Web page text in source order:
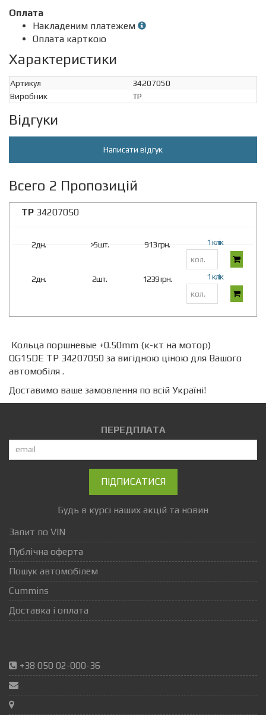
Оплата
Накладеним платежем
Оплата карткою
Характеристики
Артикул
34207050
Виробник
TP
Відгуки
Написати відгук
Всего 2 Пропозицій
TP 34207050
2дн. >5шт. 913 грн. 1 клік
2дн. 2шт. 1239 грн. 1 клік
Кольца поршневые +0.50mm (к-кт на мотор)
QG15DE TP 34207050 за вигідною ціною для Вашого
автомобіля .
Доставимо ваше замовлення по всій Україні!
ПЕРЕДПЛАТА
ПІДПИСАТИСЯ
Будь в курсі наших акцій та новин
Запит по VIN
Публічна оферта
Пошук автомобілем
Cummins
Доставка і оплата
+38 050 02-000-36